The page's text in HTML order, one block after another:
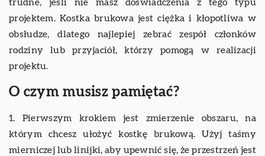
trudne, jeśli nie masz doświadczenia z tego typu
projektem. Kostka brukowa jest ciężka i kłopotliwa w
obsłudze, dlatego najlepiej zebrać zespół członków
rodziny lub przyjaciół, którzy pomogą w realizacji
projektu.
O czym musisz pamiętać?
1. Pierwszym krokiem jest zmierzenie obszaru, na
którym chcesz ułożyć kostkę brukową. Użyj taśmy
mierniczej lub linijki, aby upewnić się, że przestrzeń jest